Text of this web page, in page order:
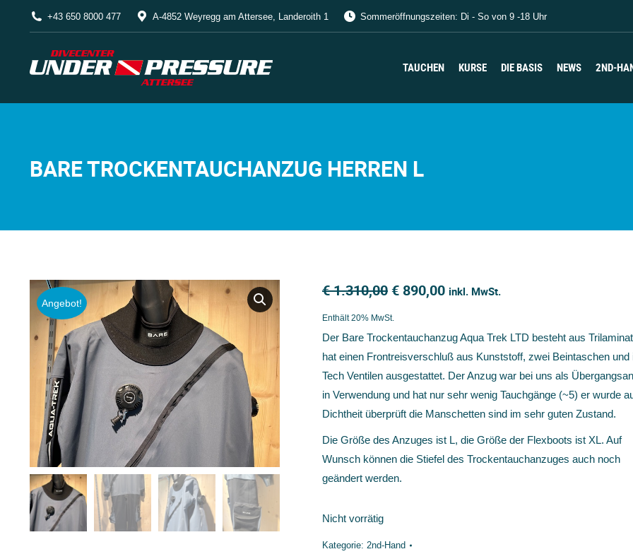
+43 650 8000 477 A-4852 Weyregg am Attersee, Landeroith 1 Sommeröffnungszeiten: Di - So von 9 -18 Uhr
TAUCHEN KURSE DIE BASIS NEWS 2ND-
BARE TROCKENTAUCHANZUG HERREN L
Angebot!
€1.310,00Ursprünglicher
Preis
war:
€ 1.310,00
€ 890,00Aktueller
ist:
€ 890,00.
inkl. MwSt.
Enthält 20% MwSt.
Der Bare Trockentauchanzug Aqua Trek LTD besteht aus
hat einen Frontreisverschluß aus Kunststoff, zwei Beintaschen und
Tech Ventilen ausgestattet. Der Anzug war bei uns als
in Verwendung und hat nur sehr wenig Tauchgänge (~5) er wurde
Dichtheit überprüft die Manschetten sind im sehr guten Zustand.
Die Größe des Anzuges ist L, die Größe der Flexboots ist XL. Auf
Wunsch können die Stiefel des Trockentauchanzuges auch noch
geändert werden.
Nicht vorrätig
Kategorie: 2nd-Hand
TAUCHEN KURSE DIE BASIS